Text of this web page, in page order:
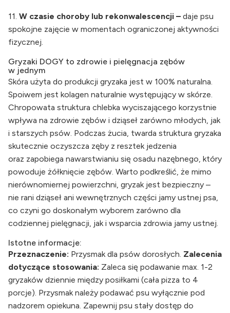
11. W czasie choroby lub rekonwalescencji – daje psu
spokojne zajęcie w momentach ograniczonej aktywności
fizycznej.
Gryzaki DOGY to zdrowie i pielęgnacja zębów
w jednym
Skóra użyta do produkcji gryzaka jest w 100% naturalna.
Spoiwem jest kolagen naturalnie występujący w skórze.
Chropowata struktura chlebka wyciszającego korzystnie
wpływa na zdrowie zębów i dziąseł zarówno młodych, jak
i starszych psów. Podczas żucia, twarda struktura gryzaka
skutecznie oczyszcza zęby z resztek jedzenia
oraz zapobiega nawarstwianiu się osadu nazębnego, który
powoduje żółknięcie zębów. Warto podkreślić, że mimo
nierównomiernej powierzchni, gryzak jest bezpieczny –
nie rani dziąseł ani wewnętrznych części jamy ustnej psa,
co czyni go doskonałym wyborem zarówno dla
codziennej pielęgnacji, jak i wsparcia zdrowia jamy ustnej.
Istotne informacje:
Przeznaczenie: Przysmak dla psów dorosłych. Zalecenia
dotyczące stosowania: Zaleca się podawanie max. 1-2
gryzaków dziennie między posiłkami (cała pizza to 4
porcje). Przysmak należy podawać psu wyłącznie pod
nadzorem opiekuna. Zapewnij psu stały dostęp do